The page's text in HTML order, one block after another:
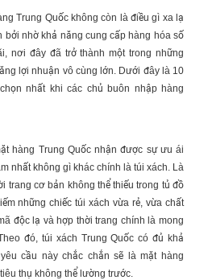
Trung Quốckhông còn là điều gì xa lạ
bởi nhờ khả năng cung cấp hàng hóa số
nơi đây đã trở thành một trong những
lợi nhuận vô cùng lớn. Dưới đây là 10
nhất khi các chủ buôn nhập hàng
hàng Trung Quốc nhận được sự ưu ái
nhất không gì khác chính là túi xách. Là
trang cơ bản không thể thiếu trong tủ đồ
những chiếc túi xách vừa rẻ, vừa chất
độc lạ và hợp thời trang chính là mong
đó, túi xách Trung Quốc có đủ khả
cầu này chắc chắn sẽ là mặt hàng
thụ không thể lường trước.